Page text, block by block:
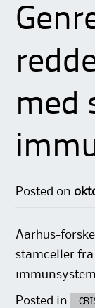
med
Posted on
Aarhus-
stamceller
Posted in